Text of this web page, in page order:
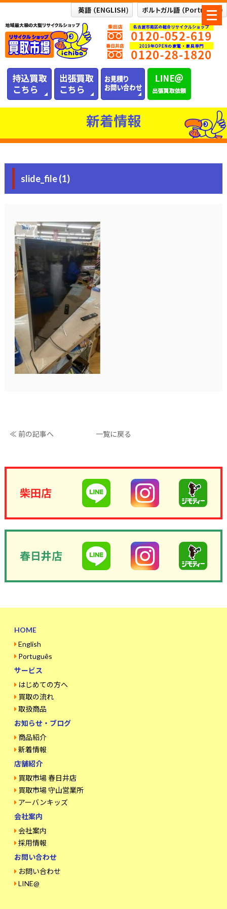
メ
ニ
ュ
ー
新着情報
slide_file (1)
≪ 前の記事へ 一覧に戻る
柴田店
春日井店
HOME
English
Português
サービス
はじめての方へ
買取の流れ
取扱商品
お知らせ・ブログ
商品紹介
新着情報
店舗紹介
買取市場 春日井店
買取市場 守山営業所
アーバンキッズ
会社案内
会社案内
採用情報
お問い合わせ
お問い合わせ
LINE@